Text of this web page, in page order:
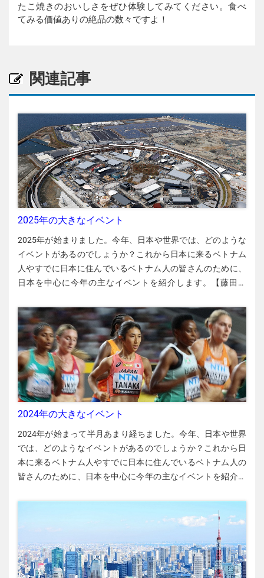
たこ焼きのおいしさをぜひ体験してみてください。食べ
てみる価値ありの絶品の数々ですよ！
関連記事
2025年の大きなイベント
2025年が始まりました。今年、日本や世界では、どのような
イベントがあるのでしょうか？これから日本に来るベトナム
人やすでに日本に住んでいるベトナム人の皆さんのために、
日本を中心に今年の主なイベントを紹介します。【藤田裕
た高速道路＝神戸市で1995年1月17日（毎日新聞社提供） 死
者・行方不明者6,434人を出した阪神・淡路大震災から30年を
迎えます。 大震災で倒壊した高速道路＝神戸市で1995年1月
17日（毎日新聞社提供） 死者・行方不明者6,434人を出した
阪神・淡路大震災から30年を迎えます。 米国でトランプ大統
領が就任（1月20日） 米ホワイトハウス 1月20日、トランプ
米大統領が就任します。「米国ファースト」を掲げ、関税に
よって中国などに貿易戦争を仕かけようとしています。世界
日、トランプ米大統領が就任します。「米国ファースト」を
掲げ、関税によって中国などに貿易戦争を仕かけようとして
います。世界経済の悪化が懸念されています。 ウクライナ侵
攻から3年（2月24日） ウクライナの首都キーウ ロシアがウク
クライナに侵攻して丸3年となります。それまでに停戦合意を
2024年3月の全人代（毎日新聞社提供） 中国の全国人民代表
大会（全人代）が開幕します。習近平国家主席がどのような
2024年の大きなイベント
2024年が始まって半月あまり経ちました。今年、日本や世界
では、どのようなイベントがあるのでしょうか？これから日
本に来るベトナム人やすでに日本に住んでいるベトナム人の
皆さんのために、日本を中心に今年の主なイベントを紹介し
千客万来（せんきゃく・ばんらい）」が開業します。 千客万
千客万来（せんきゃく・ばんらい）」が開業します。 インド
ネシア大統領選挙（2月14日） ジャカルタ ベトナムの隣国イ
ンドネシアでジョコ・ウィドド大統領の後任を決める大統領